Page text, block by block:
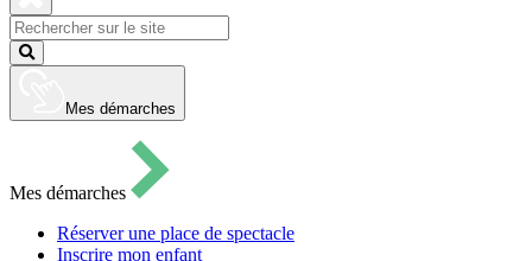
ouvrir
le
formulaire
Fermer
la
recherche
Lancer
la
Mes démarches
Mes démarches
Réserver une place de spectacle
Inscrire mon enfant